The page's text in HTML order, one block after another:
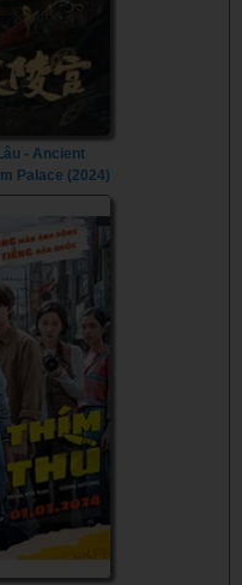
- Ancient
Palace (2024)